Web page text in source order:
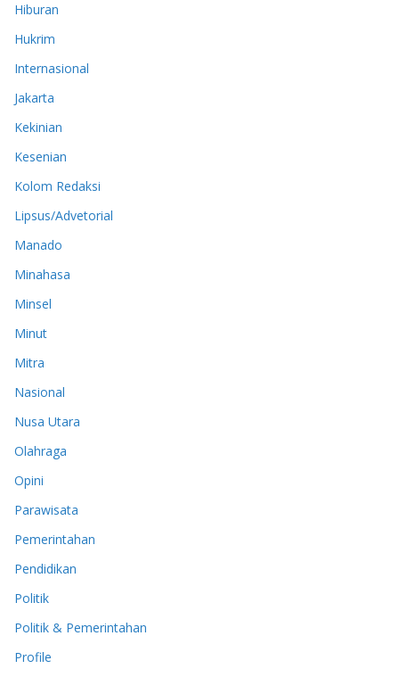
Hiburan
Hukrim
Internasional
Jakarta
Kekinian
Kesenian
Kolom Redaksi
Lipsus/Advetorial
Manado
Minahasa
Minsel
Minut
Mitra
Nasional
Nusa Utara
Olahraga
Opini
Parawisata
Pemerintahan
Pendidikan
Politik
Politik & Pemerintahan
Profile